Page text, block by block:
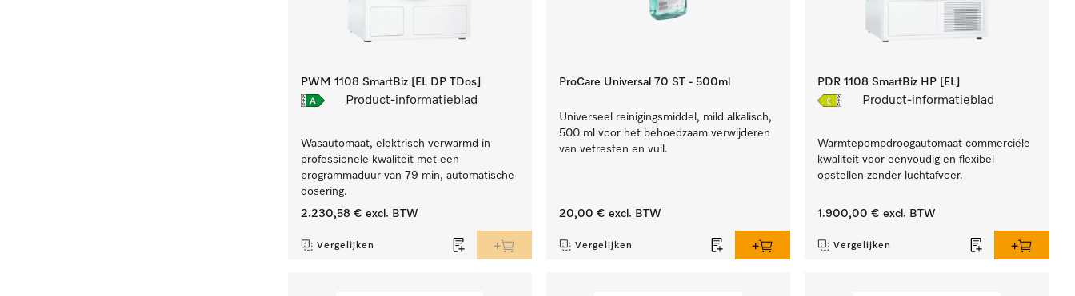
PWM 1108 SmartBiz [EL DP TDos]
Product-informatieblad
Wasautomaat, elektrisch verwarmd in
professionele kwaliteit met een
programmaduur van 79 min, automatische
dosering.
2.230,58 € excl. BTW
Vergelijken
ProCare Universal 70 ST - 500ml
Universeel reinigingsmiddel, mild alkalisch,
500 ml voor het behoedzaam verwijderen
van vetresten en vuil.
20,00 € excl. BTW
Vergelijken
PDR 1108 SmartBiz HP [EL]
Product-informatieblad
Warmtepompdroogautomaat commerciële
kwaliteit voor eenvoudig en flexibel
opstellen zonder luchtafvoer.
1.900,00 € excl. BTW
Vergelijken